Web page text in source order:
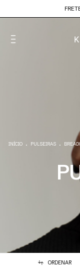
INÍCIO . PULSEIRAS .
ORDENAR